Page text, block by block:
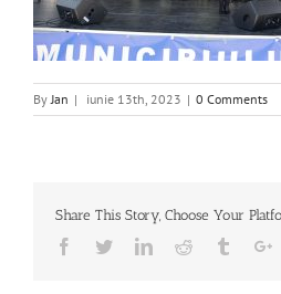
ByJan | iunie 13th, 2023 | 0 Comments
Share This Story, Choose Your
Facebook
TwitterLinkedinReddit Tumblr